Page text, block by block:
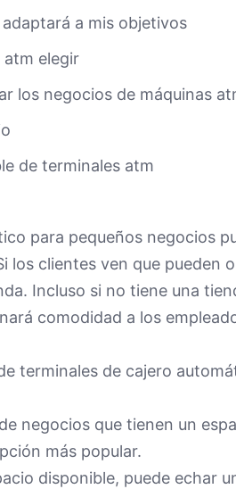
a mis objetivos
atm elegir
los negocios de máquinas
de terminales atm
para pequeños negocios
los clientes ven que
Incluso si no tiene una
comodidad a los
terminales de cajero
negocios que tienen un
más popular.
disponible, puede echar